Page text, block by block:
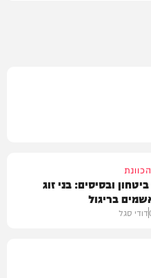
ובסיסים: בני זוג
בריגול
דודי סגל